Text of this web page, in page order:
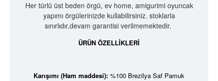
Her türlü üst beden örgü, ev home, amigurimi oyuncak
yapımı örgülerinizde kullabilirsiniz. stoklarla
sınırlıdır,devam garantisi verilmemektedir.
ÜRÜN ÖZELLİKLERİ
Karışımı (Ham maddesi): %100 Brezilya Saf Pamuk